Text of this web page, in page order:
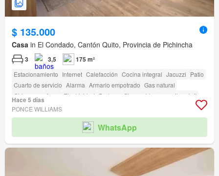
$ 135.000
Casa in El Condado, Cantón Quito, Provincia de Pichincha
3 3,5 175 m²
Estacionamiento Internet Calefacción Cocina integral Jacuzzi Patio
Cuarto de servicio Alarma Armario empotrado Gas natural
Chimenea
Agua Electricidad Bodega Sin amoblar
amenity_wi_fi
Seguridad
Jardín
Acceso para personas con discapacidad
Hace 5 días
PONCE WILLIAMS
WhatsApp